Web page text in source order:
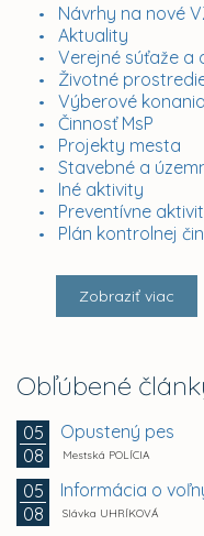
Návrhy na nové
Aktuality
Verejné súťaže a
Životné
Výberové konania
Činnosť MsP
Projekty mesta
Stavebné a
Iné aktivity
Preventívne
Plán kontrolnej
Zobraziť viac
Obľúbené
05
08
Opustený pes
Mestská POLÍCIA
05
08
Informácia o
Slávka UHRÍKOVÁ